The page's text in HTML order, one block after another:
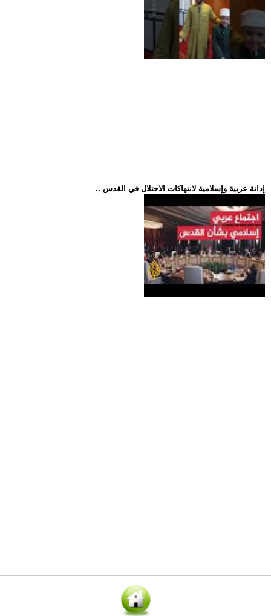
.. إدانة عربية وإسلامية لانتهاكات الاحتلال في القدس